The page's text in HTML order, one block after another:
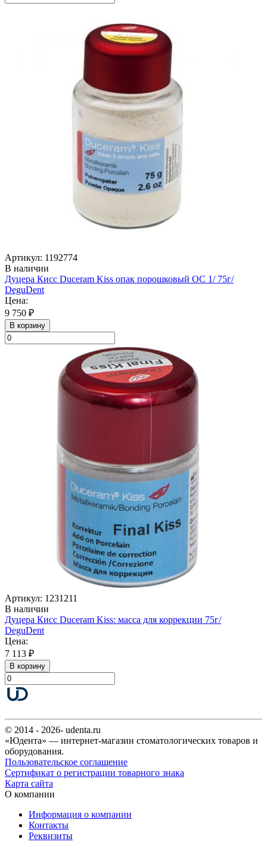
Артикул: 1192774
В наличии
Дуцера Кисс Duceram Kiss опак порошковый ОC 1/ 75г/
DeguDent
Цена:
9 750 ₽
В корзину
Артикул: 1231211
В наличии
Дуцера Кисс Duceram Kiss: масса для коррекции 75г/
DeguDent
Цена:
7 113 ₽
В корзину
© 2014 - 2026- udenta.ru
«Юдента» — интернет-магазин стоматологических товаров и
оборудования.
Пользовательское соглашение
Сертификат о регистрации товарного знака
Карта сайта
О компании
Информация о компании
Контакты
Реквизиты